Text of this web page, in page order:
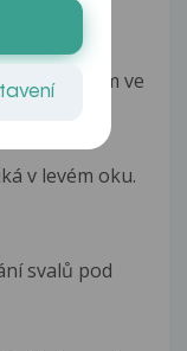
s tlakem ve
v levém oku.
svalů pod